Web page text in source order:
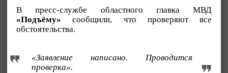
В пресс-службе областного главка МВД
«Подъёму» сообщили, что проверяют все
обстоятельства.
«Заявление написано. Проводится
проверка».